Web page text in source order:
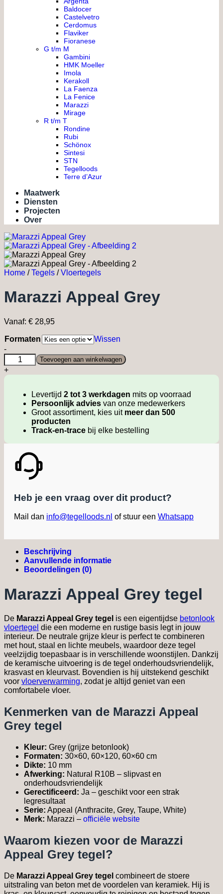
Baldocer
Castelvetro
Cerdomus
Flaviker
Fioranese
G t/m M
Gambini
HMK Moeller
Imola
Kerakoll
La Faenza
La Fenice
Marazzi
Mirage
R t/m T
Rondine
Rubi
Schönox
Sintesi
STN
Tegelloods
Terre d’Azur
Maatwerk
Diensten
Projecten
Over
Home / Tegels / Vloertegels
Marazzi Appeal Grey
Vanaf: € 28,95
Formaten
Wissen
Marazzi
Appeal
Grey
quantity
-
+
Toevoegen aan winkelwagen
Levertijd 2 tot 3 werkdagen mits op voorraad
Persoonlijk advies van onze medewerkers
Groot assortiment, kies uit meer dan 500
producten
Track-en-trace bij elke bestelling
Heb je een vraag over dit product?
Mail dan info@tegelloods.nl of stuur een Whatsapp
Beschrijving
Aanvullende informatie
Beoordelingen (0)
Marazzi Appeal Grey tegel
De Marazzi Appeal Grey tegel is een eigentijdse betonlook
vloertegel die een moderne en rustige basis legt in jouw
interieur. De neutrale grijze kleur is perfect te combineren
met hout, staal en lichte meubels, waardoor deze tegel
veelzijdig toepasbaar is in verschillende woonstijlen. Dankzij
de keramische uitvoering is de tegel onderhoudsvriendelijk,
krasvast en kleurvast. Bovendien is hij uitstekend geschikt
voor vloerverwarming, zodat je altijd geniet van een
comfortabele vloer.
Kenmerken van de Marazzi Appeal
Grey tegel
Kleur: Grey (grijze betonlook)
Formaten: 30×60, 60×120, 60×60 cm
Dikte: 10 mm
Afwerking: Natural R10B – slipvast en
onderhoudsvriendelijk
Gerectificeerd: Ja – geschikt voor een strak
legresultaat
Serie: Appeal (Anthracite, Grey, Taupe, White)
Merk: Marazzi – officiële website
Waarom kiezen voor de Marazzi
Appeal Grey tegel?
De Marazzi Appeal Grey tegel combineert de stoere
uitstraling van beton met de voordelen van keramiek. Hij is